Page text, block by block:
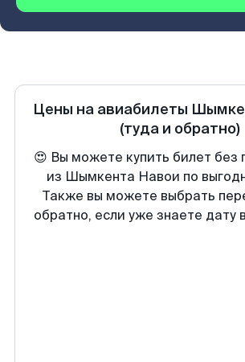
Цены на авиабилеты
(туда и обратно)
😍 Вы можете купить билет без
из Шымкента Навои по
Также вы можете выбрать
обратно, если уже знаете дату